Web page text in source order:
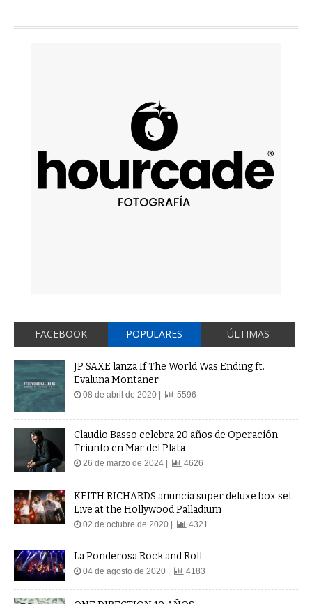
FACEBOOK POPULARES ÚLTIMAS
JP SAXE lanza If The World Was Ending ft.
Evaluna Montaner
08 de abril de 2020 | 5596
Claudio Basso celebra 20 años de Operación
Triunfo en Mar del Plata
26 de marzo de 2024 | 4626
KEITH RICHARDS anuncia super deluxe box set
Live at the Hollywood Palladium
02 de octubre de 2020 | 4321
La Ponderosa Rock and Roll
04 de agosto de 2020 | 4183